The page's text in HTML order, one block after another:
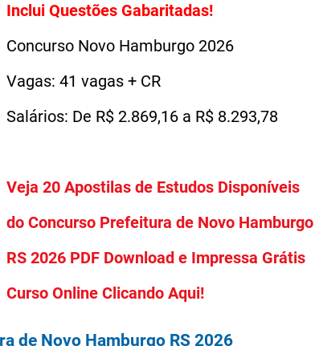
Inclui Questões Gabaritadas!
Concurso Novo Hamburgo 2026
Vagas: 41 vagas + CR
Salários: De R$ 2.869,16 a R$ 8.293,78
Veja 20 Apostilas de Estudos Disponíveis
do Concurso Prefeitura de Novo Hamburgo
RS 2026 PDF Download e Impressa Grátis
Curso Online Clicando Aqui!
de Novo Hamburgo RS 2026